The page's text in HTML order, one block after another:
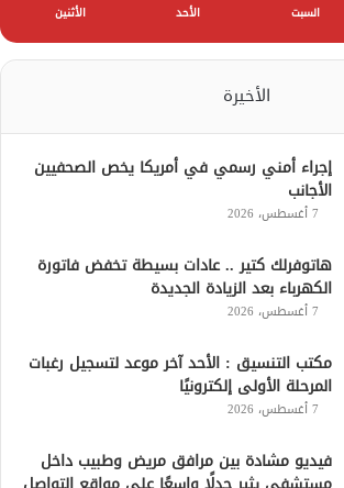
السبت الأحد الأثنين
الأخيرة
إجراء أمني رسمي في أمريكا يخص الصحفيين
الأجانب
7 أغسطس، 2026
هاتوفرلك كتير .. عادات بسيطة تخفض فاتورة
الكهرباء بعد الزيادة الجديدة
7 أغسطس، 2026
مكتب التنسيق : الأحد آخر موعد لتسجيل رغبات
المرحلة الأولى إلكترونيًا
7 أغسطس، 2026
فيديو مشادة بين مرافق مريض وطبيب داخل